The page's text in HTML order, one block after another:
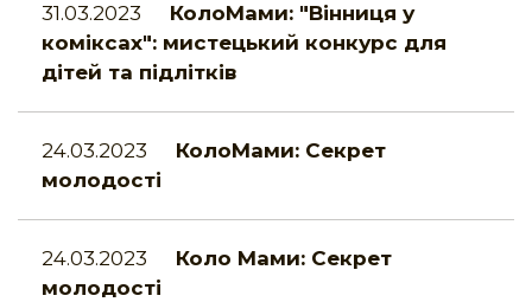
31.03.2023
КолоМами: "Вінниця у
коміксах": мистецький конкурс для
дітей та підлітків
24.03.2023
КолоМами: Секрет
молодості
24.03.2023
Коло Мами: Секрет
молодості